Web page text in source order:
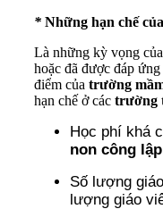
* Những hạn chế
Là những kỳ vọng
hoặc đã được đáp
điểm của trường
hạn chế ở các trường
Học phí khá
non công lập
Số lượng
lượng giáo